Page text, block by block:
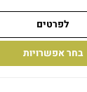
לפרטים
בחר אפשרויות